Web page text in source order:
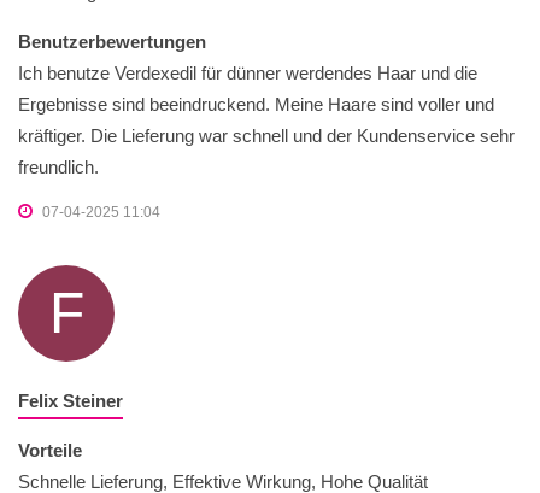
Benutzerbewertungen
Ich benutze Verdexedil für dünner werdendes Haar und die
Ergebnisse sind beeindruckend. Meine Haare sind voller und
kräftiger. Die Lieferung war schnell und der Kundenservice sehr
freundlich.
07-04-2025 11:04
F
Felix Steiner
Vorteile
Schnelle Lieferung, Effektive Wirkung, Hohe Qualität